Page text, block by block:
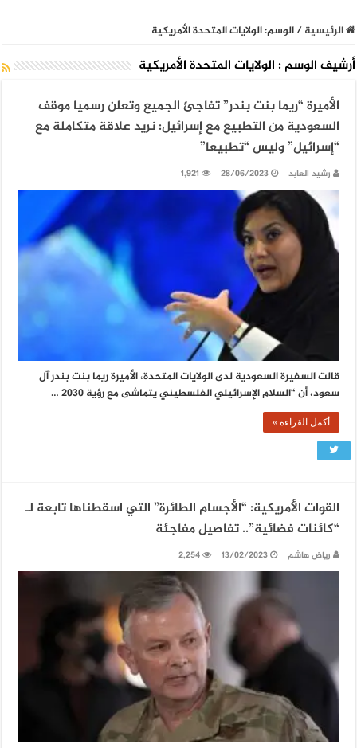
الرئيسية/الوسم:الولايات المتحدة الأمريكية
أرشيف الوسم : الولايات المتحدة الأمريكية
الأميرة “ريما بنت بندر” تفاجئ الجميع وتعلن رسميا موقف
السعودية من التطبيع مع إسرائيل: نريد علاقة متكاملة مع
“إسرائيل” وليس “تطبيعا”
رشيد العابد 28/06/2023
1,921
قالت السفيرة السعودية لدى الولايات المتحدة، الأميرة ريما بنت بندر آل
سعود، أن “السلام الإسرائيلي الفلسطيني يتماشى مع رؤية 2030 …
أكمل القراءة »
القوات الأمريكية: “الأجسام الطائرة” التي اسقطناها تابعة لـ
“كائنات فضائية”.. تفاصيل مفاجئة
رياض هاشم 13/02/2023
2,254